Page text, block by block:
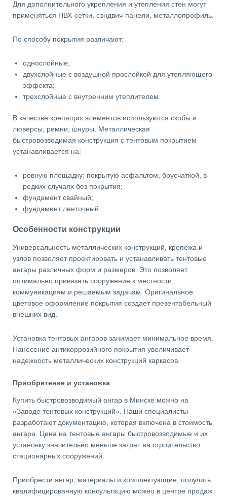
Для дополнительного укрепления и утепления стен могут
применяться ПВХ-сетки, сэндвич-панели, металлопрофиль.
По способу покрытия различают:
однослойные;
двухслойные с воздушной прослойкой для утепляющего
эффекта;
трехслойные с внутренним утеплителем.
В качестве крепящих элементов используются скобы и
люверсы, ремни, шнуры. Металлическая
быстровозводимая конструкция с тентовым покрытием
устанавливается на:
ровную площадку: покрытую асфальтом, брусчаткой, в
редких случаях без покрытия;
фундамент свайный;
фундамент ленточный.
Особенности конструкции
Универсальность металлических конструкций, крепежа и
узлов позволяет проектировать и устанавливать тентовые
ангары различных форм и размеров. Это позволяет
оптимально привязать сооружение к местности,
коммуникациям и решаемым задачам. Оригинальное
цветовое оформление покрытия создает презентабельный
внешних вид.
Установка тентовых ангаров занимает минимальное время.
Нанесение антикоррозийного покрытия увеличивает
надежность металлических конструкций каркасов.
Приобретение и установка
Купить быстровозводимый ангар в Минске можно на
«Заводе тентовых конструкций». Наши специалисты
разработают документацию, которая включена в стоимость
ангара. Цена на тентовые ангары быстровозводимые и их
установку значительно меньше затрат на строительство
стационарных сооружений.
Приобрести ангар, материалы и комплектующие, получить
квалифицированную консультацию можно в центре продаж